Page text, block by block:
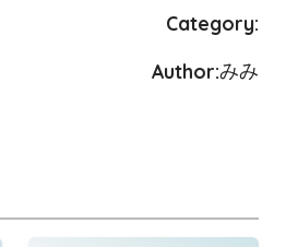
Category:
Author:みみ